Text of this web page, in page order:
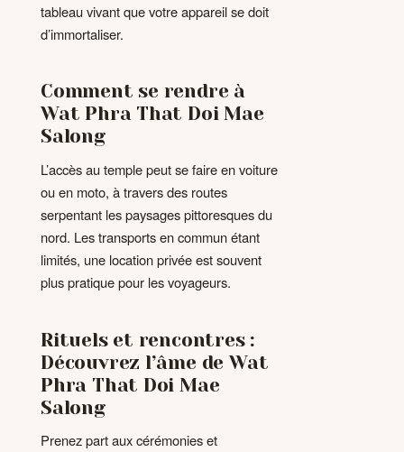
tableau vivant que votre appareil se doit
d’immortaliser.
Comment se rendre à
Wat Phra That Doi Mae
Salong
L’accès au temple peut se faire en voiture
ou en moto, à travers des routes
serpentant les paysages pittoresques du
nord. Les transports en commun étant
limités, une location privée est souvent
plus pratique pour les voyageurs.
Rituels et rencontres :
Découvrez l’âme de Wat
Phra That Doi Mae
Salong
Prenez part aux cérémonies et